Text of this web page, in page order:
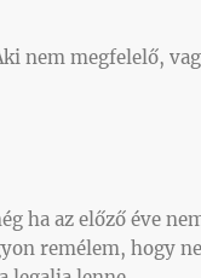
nem megfelelő,
ha az előző éve
remélem, hogy